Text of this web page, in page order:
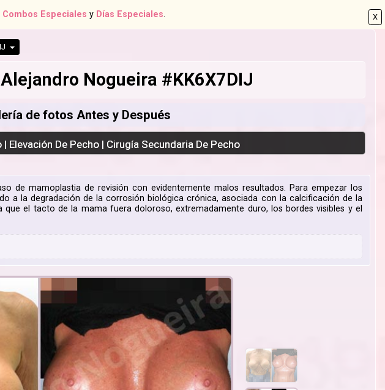
X
Combos Especiales y Días Especiales.
Nogueira #KK6X7DIJ
de fotos Antes y Después
Elevación De Pecho | Cirugía Secundaria De Pecho
de mamoplastia de revisión con evidentemente malos resultados. Para empezar los
a la degradación de la corrosión biológica crónica, asociada con la calcificación de la
el tacto de la mama fuera doloroso, extremadamente duro, los bordes visibles y el